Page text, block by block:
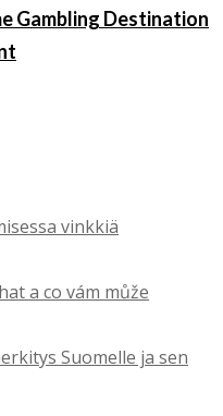
Gambling Destination
vinkkiä
a co vám může
Suomelle ja sen